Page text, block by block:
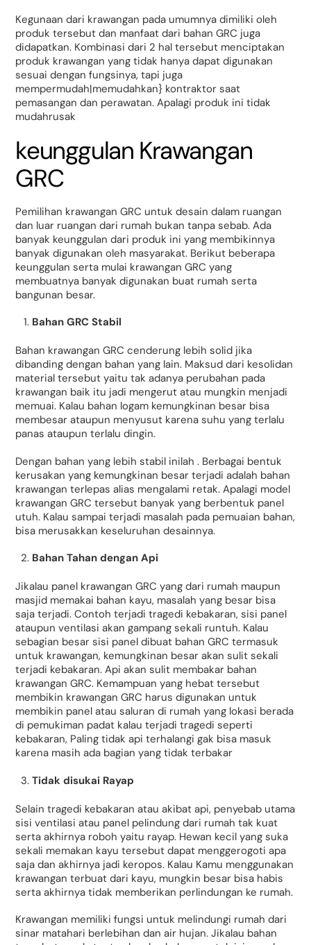
Kegunaan dari krawangan pada umumnya dimiliki oleh
produk tersebut dan manfaat dari bahan GRC juga
didapatkan. Kombinasi dari 2 hal tersebut menciptakan
produk krawangan yang tidak hanya dapat digunakan
sesuai dengan fungsinya, tapi juga
mempermudah|memudahkan} kontraktor saat
pemasangan dan perawatan. Apalagi produk ini tidak
mudahrusak
keunggulan Krawangan
GRC
Pemilihan krawangan GRC untuk desain dalam ruangan
dan luar ruangan dari rumah bukan tanpa sebab. Ada
banyak keunggulan dari produk ini yang membikinnya
banyak digunakan oleh masyarakat. Berikut beberapa
keunggulan serta mulai krawangan GRC yang
membuatnya banyak digunakan buat rumah serta
bangunan besar.
Bahan GRC Stabil
Bahan krawangan GRC cenderung lebih solid jika
dibanding dengan bahan yang lain. Maksud dari kesolidan
material tersebut yaitu tak adanya perubahan pada
krawangan baik itu jadi mengerut atau mungkin menjadi
memuai. Kalau bahan logam kemungkinan besar bisa
membesar ataupun menyusut karena suhu yang terlalu
panas ataupun terlalu dingin.
Dengan bahan yang lebih stabil inilah . Berbagai bentuk
kerusakan yang kemungkinan besar terjadi adalah bahan
krawangan terlepas alias mengalami retak. Apalagi model
krawangan GRC tersebut banyak yang berbentuk panel
utuh. Kalau sampai terjadi masalah pada pemuaian bahan,
bisa merusakkan keseluruhan desainnya.
Bahan Tahan dengan Api
Jikalau panel krawangan GRC yang dari rumah maupun
masjid memakai bahan kayu, masalah yang besar bisa
saja terjadi. Contoh terjadi tragedi kebakaran, sisi panel
ataupun ventilasi akan gampang sekali runtuh. Kalau
sebagian besar sisi panel dibuat bahan GRC termasuk
untuk krawangan, kemungkinan besar akan sulit sekali
terjadi kebakaran. Api akan sulit membakar bahan
krawangan GRC. Kemampuan yang hebat tersebut
membikin krawangan GRC harus digunakan untuk
membikin panel atau saluran di rumah yang lokasi berada
di pemukiman padat kalau terjadi tragedi seperti
kebakaran, Paling tidak api terhalangi gak bisa masuk
karena masih ada bagian yang tidak terbakar
Tidak disukai Rayap
Selain tragedi kebakaran atau akibat api, penyebab utama
sisi ventilasi atau panel pelindung dari rumah tak kuat
serta akhirnya roboh yaitu rayap. Hewan kecil yang suka
sekali memakan kayu tersebut dapat menggerogoti apa
saja dan akhirnya jadi keropos. Kalau Kamu menggunakan
krawangan terbuat dari kayu, mungkin besar bisa habis
serta akhirnya tidak memberikan perlindungan ke rumah.
Krawangan memiliki fungsi untuk melindungi rumah dari
sinar matahari berlebihan dan air hujan. Jikalau bahan